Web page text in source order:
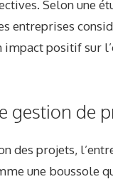
Selon une
entreprises
impact positif sur
gestion de
des projets,
une boussole